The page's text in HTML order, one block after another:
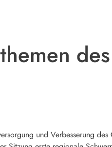
des
und Verbesserung